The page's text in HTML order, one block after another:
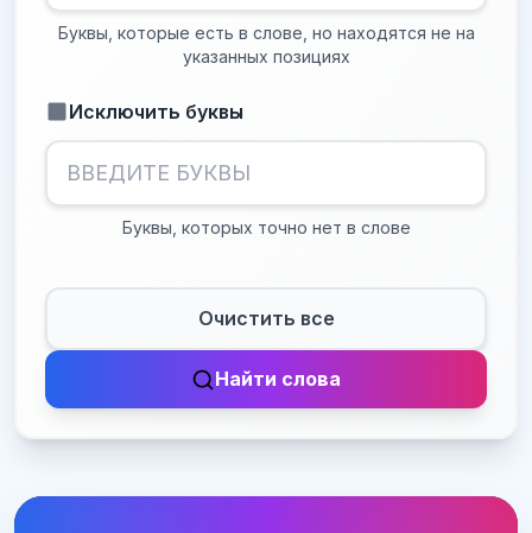
Буквы, которые есть в слове, но находятся не на
указанных позициях
Исключить буквы
Буквы, которых точно нет в слове
Очистить все
Найти слова